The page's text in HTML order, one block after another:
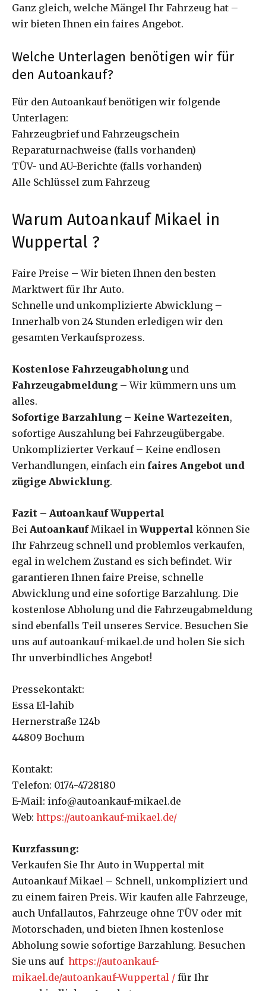
Ganz gleich, welche Mängel Ihr Fahrzeug hat –
wir bieten Ihnen ein faires Angebot.
Welche Unterlagen benötigen wir für
den Autoankauf?
Für den Autoankauf benötigen wir folgende
Unterlagen:
Fahrzeugbrief und Fahrzeugschein
Reparaturnachweise (falls vorhanden)
TÜV- und AU-Berichte (falls vorhanden)
Alle Schlüssel zum Fahrzeug
Warum Autoankauf Mikael in
Wuppertal ?
Faire Preise – Wir bieten Ihnen den besten
Marktwert für Ihr Auto.
Schnelle und unkomplizierte Abwicklung –
Innerhalb von 24 Stunden erledigen wir den
gesamten Verkaufsprozess.
Kostenlose Fahrzeugabholung und
Fahrzeugabmeldung – Wir kümmern uns um
alles.
Sofortige Barzahlung – Keine Wartezeiten,
sofortige Auszahlung bei Fahrzeugübergabe.
Unkomplizierter Verkauf – Keine endlosen
Verhandlungen, einfach ein faires Angebot und
zügige Abwicklung.
Fazit – Autoankauf Wuppertal
Bei AutoankaufMikael in Wuppertal können Sie
Ihr Fahrzeug schnell und problemlos verkaufen,
egal in welchem Zustand es sich befindet. Wir
garantieren Ihnen faire Preise, schnelle
Abwicklung und eine sofortige Barzahlung. Die
kostenlose Abholung und die Fahrzeugabmeldung
sind ebenfalls Teil unseres Service. Besuchen Sie
uns auf autoankauf-mikael.de und holen Sie sich
Ihr unverbindliches Angebot!
Pressekontakt:
Essa El-lahib
Hernerstraße 124b
44809 Bochum
Kontakt:
Telefon: 0174-4728180
E-Mail: info@autoankauf-mikael.de
Web: https://autoankauf-mikael.de/
Kurzfassung:
Verkaufen Sie Ihr Auto in Wuppertal mit
Autoankauf Mikael – Schnell, unkompliziert und
zu einem fairen Preis. Wir kaufen alle Fahrzeuge,
auch Unfallautos, Fahrzeuge ohne TÜV oder mit
Motorschaden, und bieten Ihnen kostenlose
Abholung sowie sofortige Barzahlung. Besuchen
Sie uns auf https://autoankauf-
mikael.de/autoankauf-Wuppertal / für Ihr